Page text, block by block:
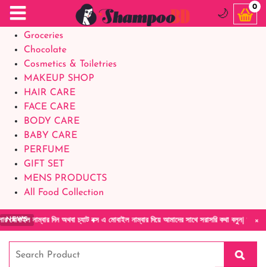
Food Supplements
Baby Foods
Groceries
Chocolate
Cosmetics & Toiletries
MAKEUP SHOP
HAIR CARE
FACE CARE
BODY CARE
BABY CARE
PERFUME
GIFT SET
MENS PRODUCTS
All Food Collection
×
NEWS
দিন অথবা চ্যাট বক্স এ মোবাইল নাম্বার দিয়ে আমাদের সাথে সরাসরি কথা বলুন| আমাদের
🌙
0